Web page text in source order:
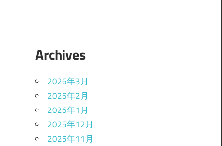
Archives
2026年3月
2026年2月
2026年1月
2025年12月
2025年11月